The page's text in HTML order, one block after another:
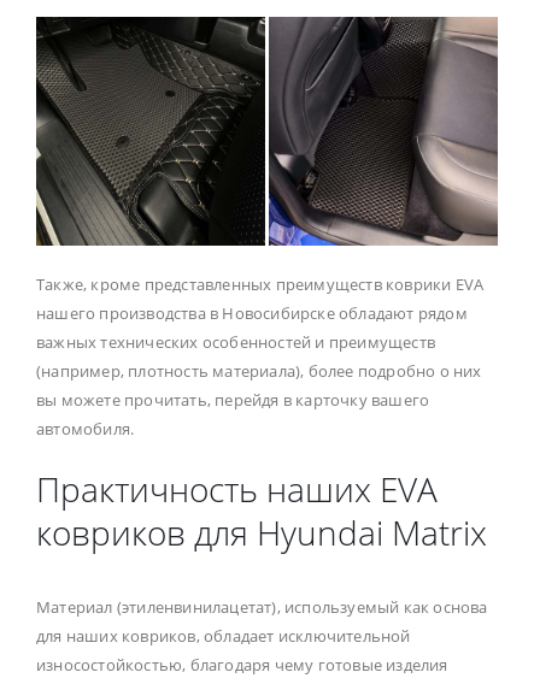
Также, кроме представленных преимуществ коврики EVA
нашего производства в Новосибирске обладают рядом
важных технических особенностей и преимуществ
(например, плотность материала), более подробно о них
вы можете прочитать, перейдя в карточку вашего
автомобиля.
Практичность наших EVA
ковриков для Hyundai Matrix
Материал (этиленвинилацетат), используемый как основа
для наших ковриков, обладает исключительной
износостойкостью, благодаря чему готовые изделия